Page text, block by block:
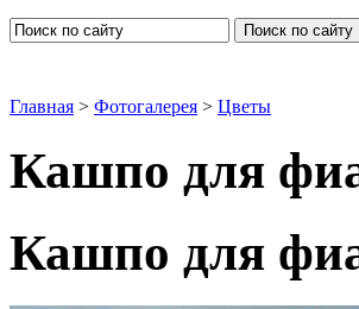
Поиск по сайту
Главная > Фотогалерея > Цветы
Кашпо для
Кашпо для